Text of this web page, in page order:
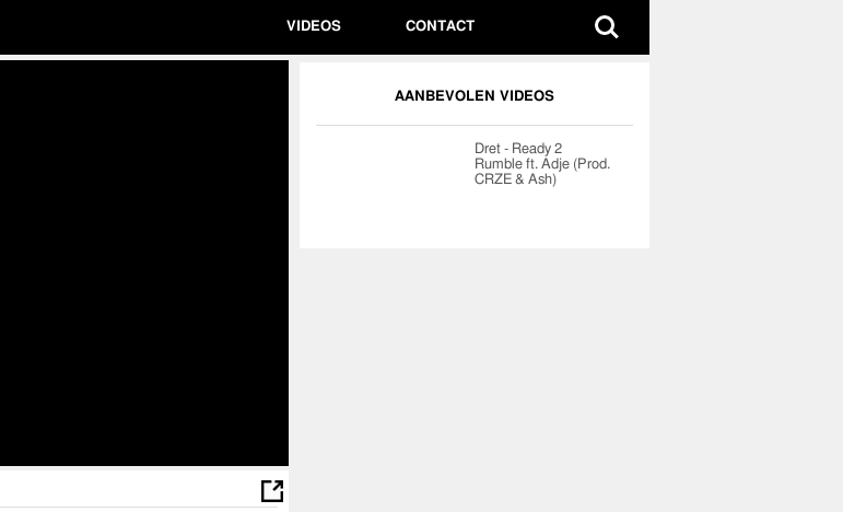
VIDEOS CONTACT
AANBEVOLEN VIDEOS
Dret - Ready 2
Rumble ft. Adje (Prod.
CRZE & Ash)